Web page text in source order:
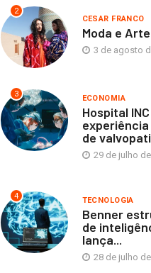
CESAR FRANCO
Chocolateria Brasileira
inaugura primeira loja em
Curitiba
15 de fevereiro de 2021
2
CESAR FRANCO
Moda e Arte
3 de agosto
3 ECONOMIA
Hospital
de
29 de julho
4 TECNOLOGIA
Benner
de
lança...
28 de julho